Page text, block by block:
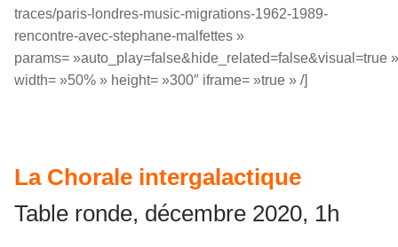
traces/paris-londres-music-migrations-1962-1989-
rencontre-avec-stephane-malfettes »
params= »auto_play=false&hide_related=false&visual=true »
width= »50% » height= »300″ iframe= »true » /]
La Chorale intergalactique
Table ronde, décembre 2020, 1h